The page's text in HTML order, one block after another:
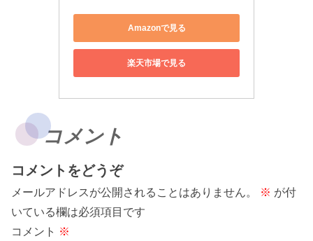
Amazonで見る
楽天市場で見る
コメント
コメントをどうぞ
メールアドレスが公開されることはありません。 ※ が付
いている欄は必須項目です
コメント ※